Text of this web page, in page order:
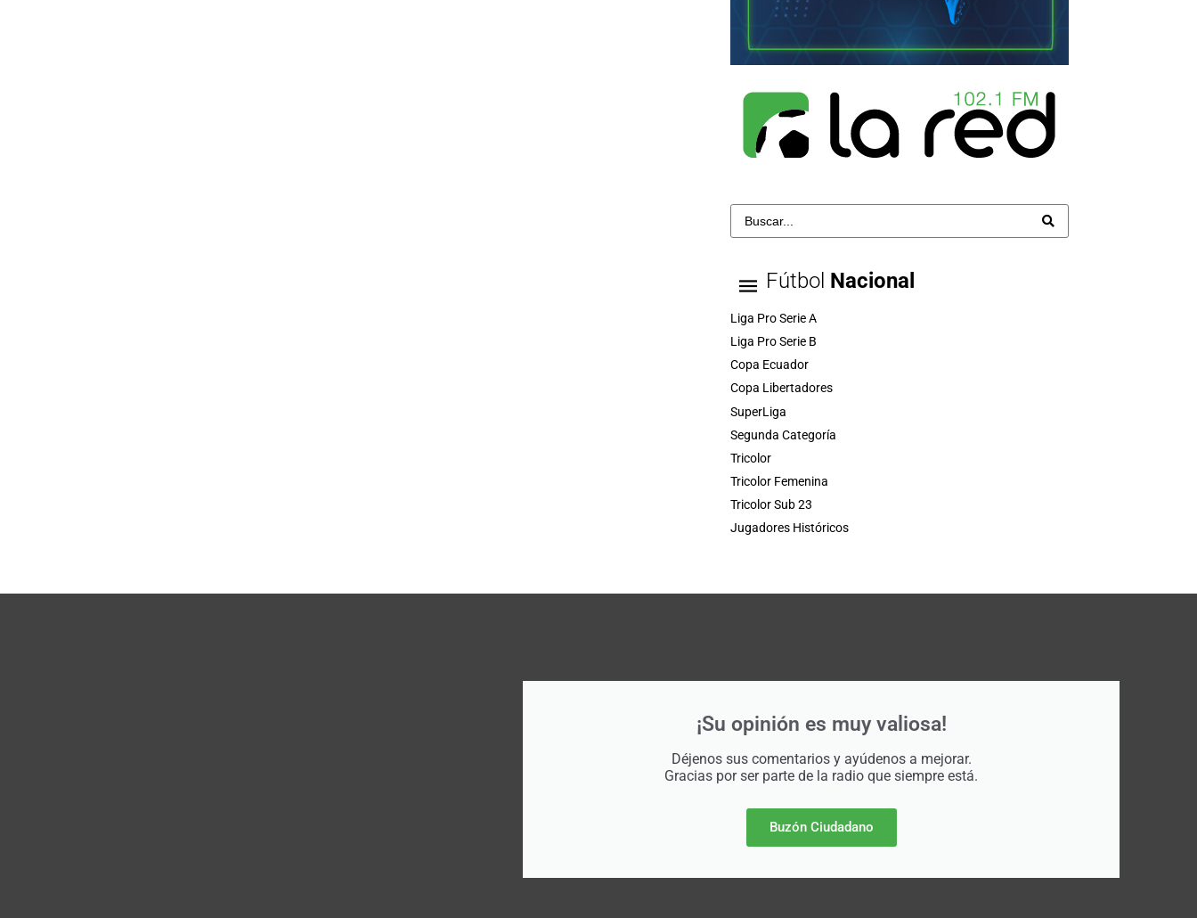
Fútbol Nacional
Liga Pro Serie A
Liga Pro Serie B
Copa Ecuador
Copa Libertadores
SuperLiga
Segunda Categoría
Tricolor
Tricolor Femenina
Tricolor Sub 23
Jugadores Históricos
¡Su opinión es muy valiosa!
Déjenos sus comentarios y ayúdenos a mejorar.
Gracias por ser parte de la radio que siempre está.
Buzón Ciudadano